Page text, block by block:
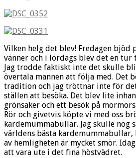
Vilken helg det blev! Fredagen bjöd
vänner och i lördags blev det en tur
Jag trodde faktiskt inte det skulle
övertala mannen att följa med. Det
tradition och jag tröttnar inte för
ställen att besöka. Det blev lite
grönsaker och ett besök på
Rör och givetvis köpte vi med oss
kardemummabullar. Jag skulle nog
världens bästa
av hemligheten är mycket smör.
att vara ute i det fina höstvädret.